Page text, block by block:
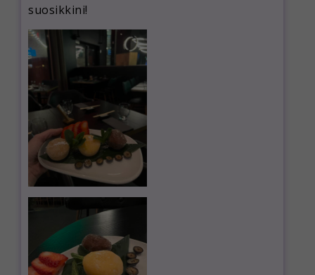
suosikkini!